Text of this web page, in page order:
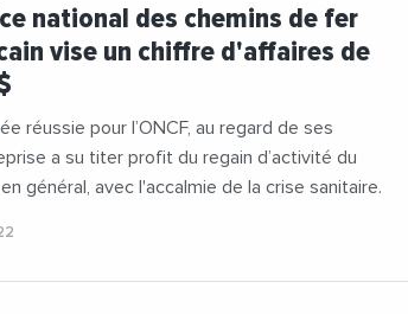
national des chemins de fer
vise un chiffre d'affaires de
réussie pour l’ONCF, au regard de ses
a su titer profit du regain d’activité du
général, avec l'accalmie de la crise sanitaire.